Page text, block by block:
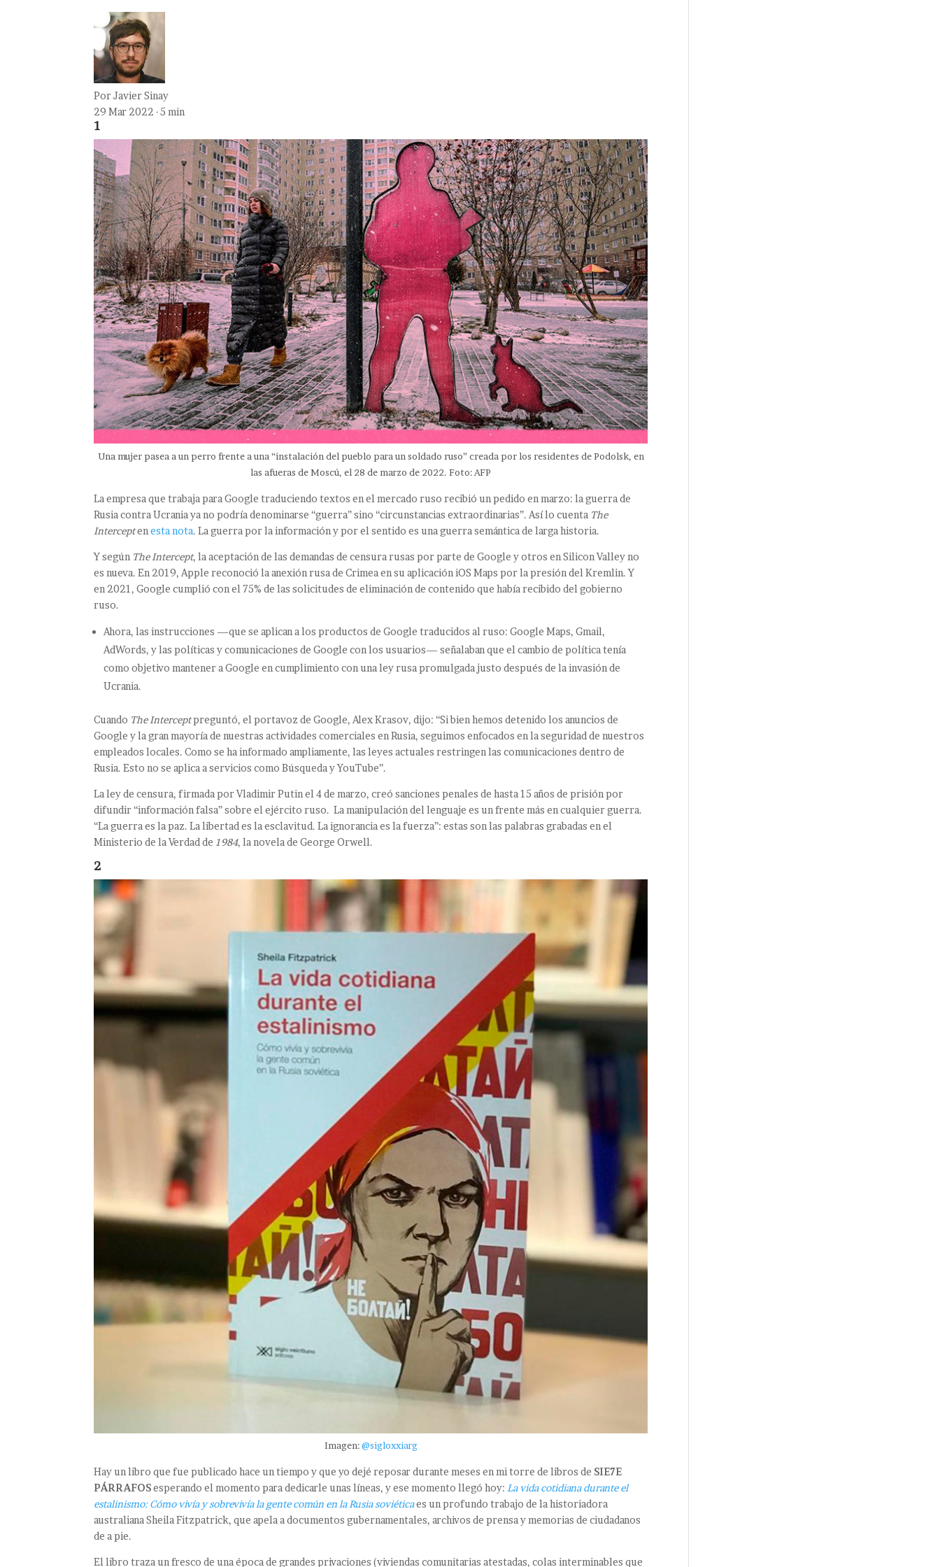
PorJavier Sinay
29 Mar 2022 · 5 min
1
Una mujer pasea a un perro frente a una “instalación del pueblo para un soldado ruso” creada por los residentes de Podolsk, en
las afueras de Moscú, el 28 de marzo de 2022. Foto: AFP
La empresa que trabaja para Google traduciendo textos en el mercado ruso recibió un pedido en marzo: la guerra de
Rusia contra Ucrania ya no podría denominarse “guerra” sino “circunstancias extraordinarias”. Así lo cuenta The
Interceptenesta nota. La guerra por la información y por el sentido es una guerra semántica de larga historia.
Y según The Intercept, la aceptación de las demandas de censura rusas por parte de Google y otros en Silicon Valley no
es nueva. En 2019, Apple reconoció la anexión rusa de Crimea en su aplicación iOS Maps por la presión del Kremlin. Y
en 2021, Google cumplió con el 75% de las solicitudes de eliminación de contenido que había recibido del gobierno
ruso.
Ahora, las instrucciones —que se aplican a los productos de Google traducidos al ruso: Google Maps, Gmail,
AdWords, y las políticas y comunicaciones de Google con los usuarios— señalaban que el cambio de política tenía
como objetivo mantener a Google en cumplimiento con una ley rusa promulgada justo después de la invasión de
Ucrania.
Cuando The Interceptpreguntó, el portavoz de Google, Alex Krasov, dijo: “Si bien hemos detenido los anuncios de
Google y la gran mayoría de nuestras actividades comerciales en Rusia, seguimos enfocados en la seguridad de nuestros
empleados locales. Como se ha informado ampliamente, las leyes actuales restringen las comunicaciones dentro de
Rusia. Esto no se aplica a servicios como Búsqueda y YouTube”.
La ley de censura, firmada por Vladimir Putin el 4 de marzo, creó sanciones penales de hasta 15 años de prisión por
difundir “información falsa” sobre el ejército ruso. La manipulación del lenguaje es un frente más en cualquier guerra.
“La guerra es la paz. La libertad es la esclavitud. La ignorancia es la fuerza”: estas son las palabras grabadas en el
Ministerio de la Verdad de 1984, la novela de George Orwell.
2
Imagen:@sigloxxiarg
Hay un libro que fue publicado hace un tiempo y que yo dejé reposar durante meses en mi torre de libros de SIE7E
PÁRRAFOSesperando el momento para dedicarle unas líneas, y ese momento llegó hoy: La vida cotidiana durante el
estalinismo: Cómo vivía y sobrevivía la gente común en la Rusia soviéticaes un profundo trabajo de la historiadora
australiana Sheila Fitzpatrick, que apela a documentos gubernamentales, archivos de prensa y memorias de ciudadanos
de a pie.
El libro traza un fresco de una época de grandes privaciones (viviendas comunitarias atestadas, colas interminables que